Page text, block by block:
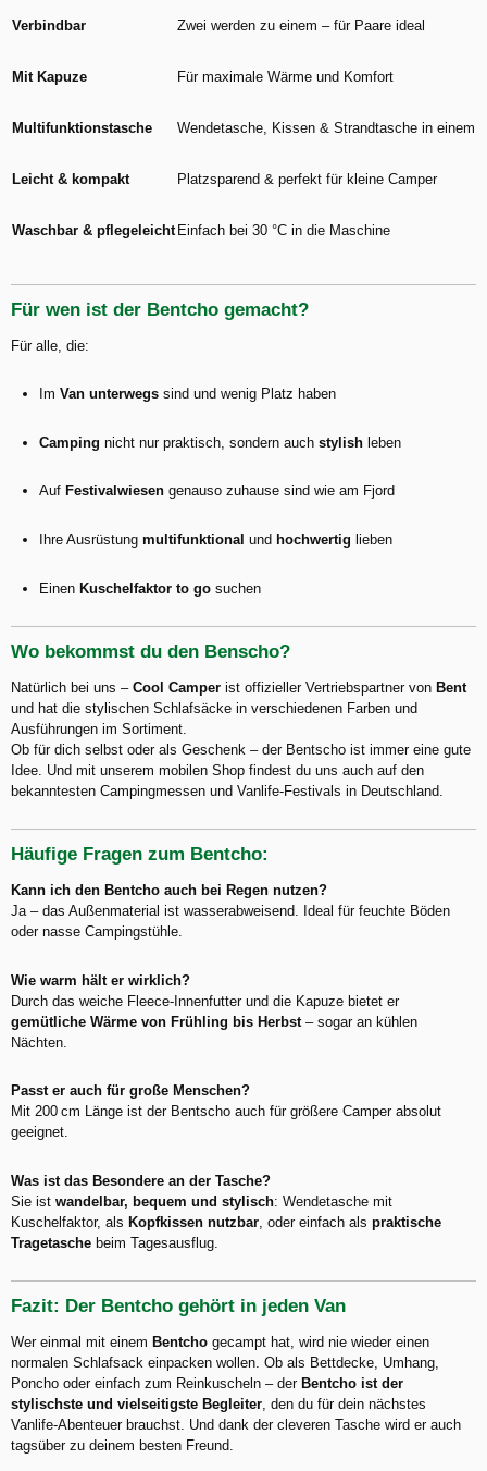
Verbindbar Zwei werden zu einem – für Paare ideal
Mit Kapuze Für maximale Wärme und Komfort
Multifunktionstasche Wendetasche, Kissen & Strandtasche in einem
Leicht & kompakt Platzsparend & perfekt für kleine Camper
Waschbar & pflegeleicht Einfach bei 30 °C in die Maschine
Für wen ist der Bentcho gemacht?
Für alle, die:
Im Van unterwegssind und wenig Platz haben
Camping nicht nur praktisch, sondern auch stylishleben
Auf Festivalwiesengenauso zuhause sind wie am Fjord
Ihre Ausrüstung multifunktional und hochwertig lieben
Einen Kuschelfaktor to gosuchen
Wo bekommst du den Benscho?
Natürlich bei uns – Cool Camper ist offizieller Vertriebspartner von Bent
und hat die stylischen Schlafsäcke in verschiedenen Farben und
Ausführungen im Sortiment.
Ob für dich selbst oder als Geschenk – der Bentscho ist immer eine gute
Idee. Und mit unserem mobilen Shop findest du uns auch auf den
bekanntesten Campingmessen und Vanlife-Festivals in Deutschland.
Häufige Fragen zum Bentcho:
Kann ich den Bentcho auch bei Regen nutzen?
Ja – das Außenmaterial ist wasserabweisend. Ideal für feuchte Böden
oder nasse Campingstühle.
Wie warm hält er wirklich?
Durch das weiche Fleece-Innenfutter und die Kapuze bietet er
gemütliche Wärme von Frühling bis Herbst – sogar an kühlen
Nächten.
Passt er auch für große Menschen?
Mit 200 cm Länge ist der Bentscho auch für größere Camper absolut
geeignet.
Was ist das Besondere an der Tasche?
Sie ist wandelbar, bequem und stylisch: Wendetasche mit
Kuschelfaktor, als Kopfkissen nutzbar , oder einfach als praktische
Tragetasche beim Tagesausflug.
Fazit: Der Bentcho gehört in jeden Van
Wer einmal mit einem Bentcho gecampt hat, wird nie wieder einen
normalen Schlafsack einpacken wollen. Ob als Bettdecke, Umhang,
Poncho oder einfach zum Reinkuscheln – der Bentcho ist der
stylischste und vielseitigste Begleiter , den du für dein nächstes
Vanlife-Abenteuer brauchst. Und dank der cleveren Tasche wird er auch
tagsüber zu deinem besten Freund.